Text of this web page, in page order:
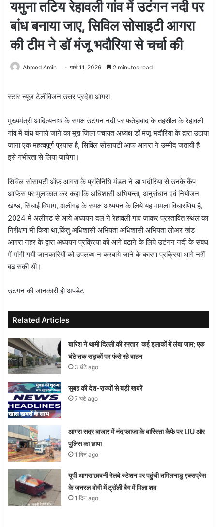
यमुना तटिय रेहावली गांव में उटंगन नदी पर
बांध बनाया जाए, सिविल सोसाइटी आगरा
की टीम ने डॉ मंजू भदौरिया से चर्चा की
Ahmed Amin मार्च 11, 2026 2 minutes read
स्टार न्यूज़ टेलीविजन उत्तर प्रदेश आगरा
मुख्यमंत्री आदित्यनाथ के समक्ष उटंगन नदी पर फतेहाबाद के तहसील के रेहावली
गांव में बांध बनाये जाने का मुद्दा जिला पंचायत अध्यक्ष डॉ मंजू भदौरिया के द्वारा उठाया
जाना एक महत्वपूर्ण प्रयास है, सिविल सोसायटी आफ आगरा ने उम्मीद जतायी है
इसे गंभीरता से लिया जायेगा।
सिविल सोसायटी ऑफ़ आगरा के प्रतिनिधि मंडल ने डा भदौरिया से उनके कैंप
आफिस पर मुलाकात कर कहा कि अधिशासी अभियन्ता, अनुसंधान एवं नियोजन
खण्ड, सिंचाई विभाग, अलीगढ़ के समक्ष अध्ययन के लिये यह मामला विचारणिय है,
2024 में अलीगढ से आये अध्ययन दल ने रेहावली गांव जाकर प्रस्तावित स्थल का
निरीक्षण भी किया था,किंतु अधिशासी अभियंता अधिशासी अभियंता लोअर खंड
आगरा नहर के द्वारा अध्ययन प्रक्रिया को आगे बढाने के लिये उटंगन नदी के संबध
में मांगी गयी जानकारियों को उपलब्ध न करवाये जाने के कारण प्रक्रिया आगे नहीं
बढ सकी थी।
उटंगन की जानकारी हो अपडेट
Related Articles
बारिश ने थामी दिल्ली की रफ्तार, कई इलाकों में लंबा जाम; एक
घंटे तक सड़कों पर फंसे रहे वाहन
3 घंटे ago
सुबह की देश-राज्यों से बड़ी खबरें
7 घंटे ago
आगरा सदर बाजार में नंद प्लाजा के बारिस्ता कैफे पर LIU और
पुलिस का छापा
1 दिन ago
यूपी आगरा छावनी रेलवे स्टेशन पर पहुंची तमिलनाडु एक्सप्रेस
के जनरल बोगी में ट्रॉली बैग में मिला शव
1 दिन ago